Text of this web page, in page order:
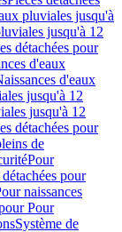
pluviales jusqu'à
jusqu'à 12
détachées pour
d'eaux
d'eaux
jusqu'à 12
jusqu'à 12
détachées pour
de
Pour
pour
naissances
Pour
Système de